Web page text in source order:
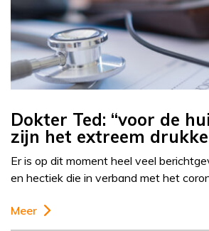
Dokter Ted: “voor de
zijn het extreem
Er is op dit moment heel veel
en hectiek die in verband met het
Meer